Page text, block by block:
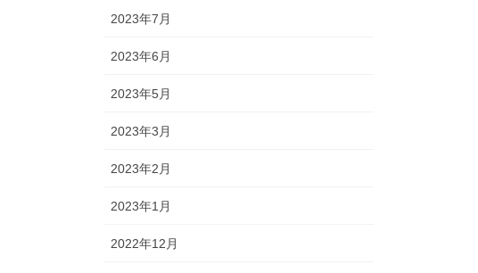
2023年7月
2023年6月
2023年5月
2023年3月
2023年2月
2023年1月
2022年12月